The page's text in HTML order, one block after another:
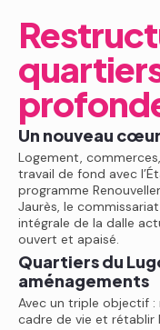
Un nouveau
Logement,
travail de fond avec
programme
Jaurès, le
intégrale de la dalle
ouvert et apaisé.
Quartiers du
aménagements
Avec un triple objectif :
cadre de vie et rétablir